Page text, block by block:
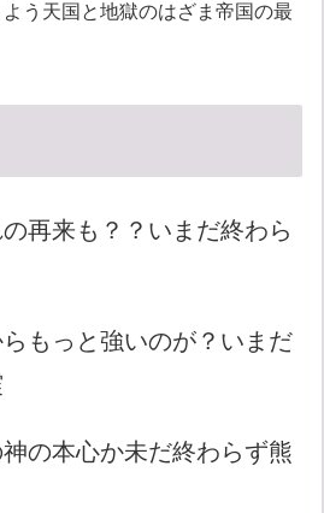
よう天国と地獄のはざま帝国の最
再来も？？いまだ終わら
もっと強いのが？いまだ
の本心か未だ終わらず熊